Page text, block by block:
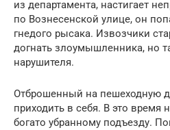
из департамента, настигает
по Вознесенской улице, он
гнедого рысака. Извозчики
догнать злоумышленника, но
нарушителя.
Отброшенный на пешеходную
приходить в себя. В это время
богато убранному подъезду.